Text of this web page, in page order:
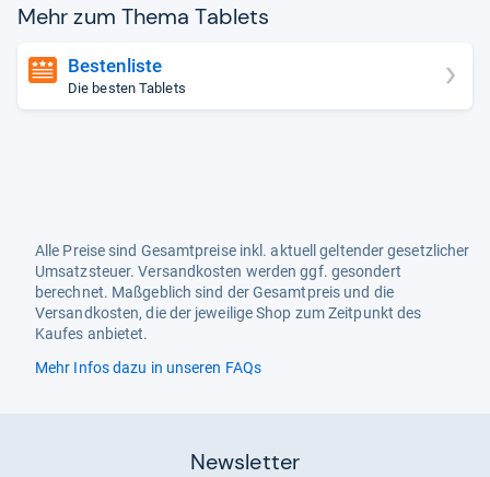
Mehr zum Thema Tablets
Bestenliste
Die besten Tablets
Alle Preise sind Gesamtpreise inkl. aktuell geltender gesetzlicher
Umsatzsteuer. Versandkosten werden ggf. gesondert
berechnet. Maßgeblich sind der Gesamtpreis und die
Versandkosten, die der jeweilige Shop zum Zeitpunkt des
Kaufes anbietet.
Mehr Infos dazu in unseren FAQs
Newsletter